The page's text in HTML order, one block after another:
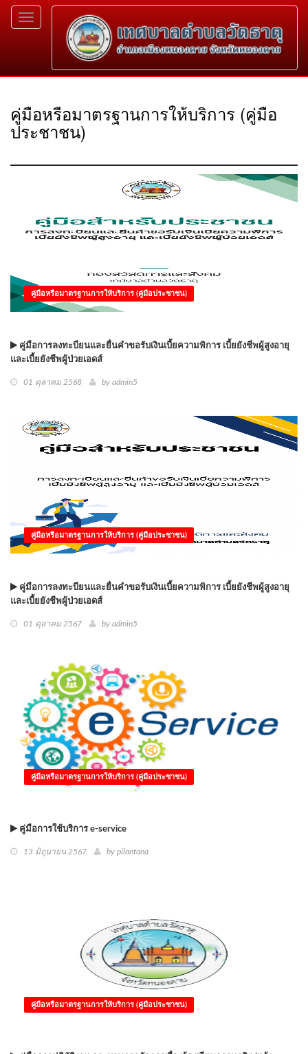
Toggle
navigation
คู่มือหรือมาตรฐานการให้บริการ (คู่มือ
ประชาชน)
คู่มือหรือมาตรฐานการให้บริการ (คู่มือประชาชน)
คู่มือการลงทะบียนและยื่นคำขอรับเงินเบี้ยความพิการ เบี้ยยังชีพผู้สูงอายุ
และเบี้ยยังชีพผู้ป่วยเอดส์
01 ตุลาคม 2568 by admin5
คู่มือหรือมาตรฐานการให้บริการ (คู่มือประชาชน)
คู่มือการลงทะบียนและยื่นคำขอรับเงินเบี้ยความพิการ เบี้ยยังชีพผู้สูงอายุ
และเบี้ยยังชีพผู้ป่วยเอดส์
01 ตุลาคม 2567 by admin5
คู่มือหรือมาตรฐานการให้บริการ (คู่มือประชาชน)
คู่มือการใช้บริการ e-service
13 มิถุนายน 2567 by pilantana
คู่มือหรือมาตรฐานการให้บริการ (คู่มือประชาชน)